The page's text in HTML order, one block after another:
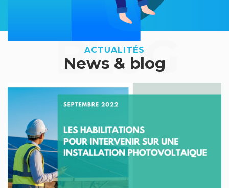
ACTUALITÉS
News & blog
BLOG